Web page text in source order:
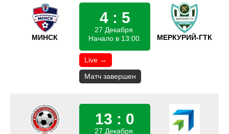
МИНСК
4 : 5
27 Декабря.
Начало в 13:00.
Live →
Матч завершен
МЕРКУРИЙ-ГТК
13 : 0
27 Декабря.